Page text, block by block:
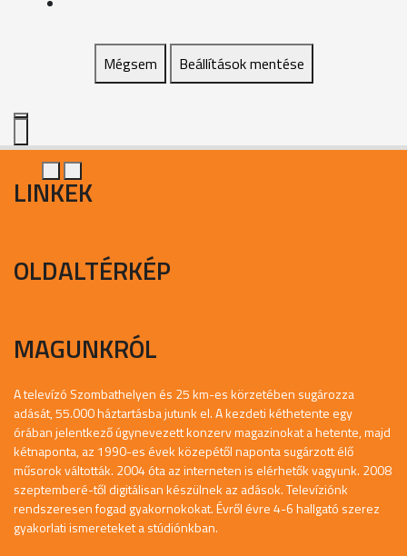
Mégsem Beállítások mentése
LINKEK
OLDALTÉRKÉP
MAGUNKRÓL
A televízó Szombathelyen és 25 km-es körzetében sugározza
adását, 55.000 háztartásba jutunk el. A kezdeti kéthetente egy
órában jelentkező úgynevezett konzerv magazinokat a hetente, majd
kétnaponta, az 1990-es évek közepétől naponta sugárzott élő
műsorok váltották. 2004 óta az interneten is elérhetők vagyunk. 2008
szeptemberé-től digitálisan készülnek az adások. Televíziónk
rendszeresen fogad gyakornokokat. Évről évre 4-6 hallgató szerez
gyakorlati ismereteket a stúdiónkban.